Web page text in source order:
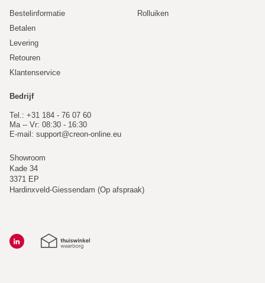
Bestelinformatie
Betalen
Levering
Retouren
Klantenservice
Rolluiken
Bedrijf
Tel.: +31 184 - 76 07 60
Ma -- Vr: 08:30 - 16:30
E-mail: support@creon-online.eu
Showroom
Kade 34
3371 EP
Hardinxveld-Giessendam (Op afspraak)